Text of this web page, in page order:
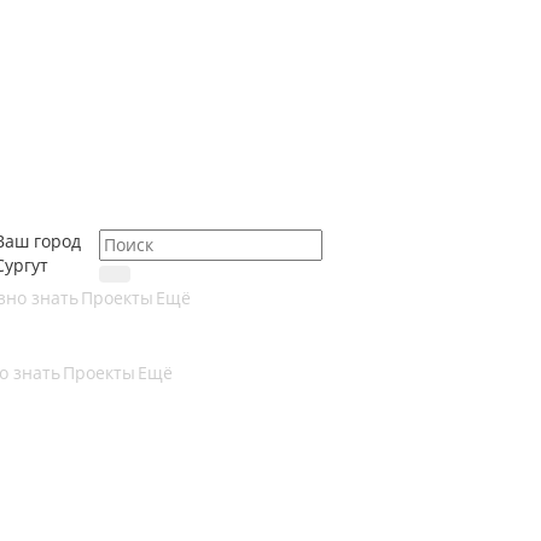
город
знатьПроекты Ещё
знатьПроекты Ещё